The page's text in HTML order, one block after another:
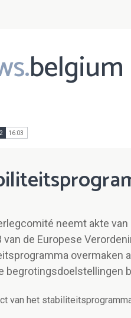
belgium
16:03
neemt akte
van de Europese
overmaken
begrotingsdoelstellingen
van het